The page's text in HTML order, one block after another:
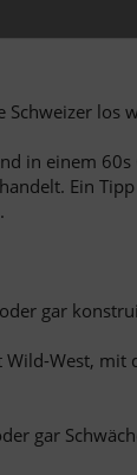
los
in einem 60s
Ein
gar
West, mit
gar